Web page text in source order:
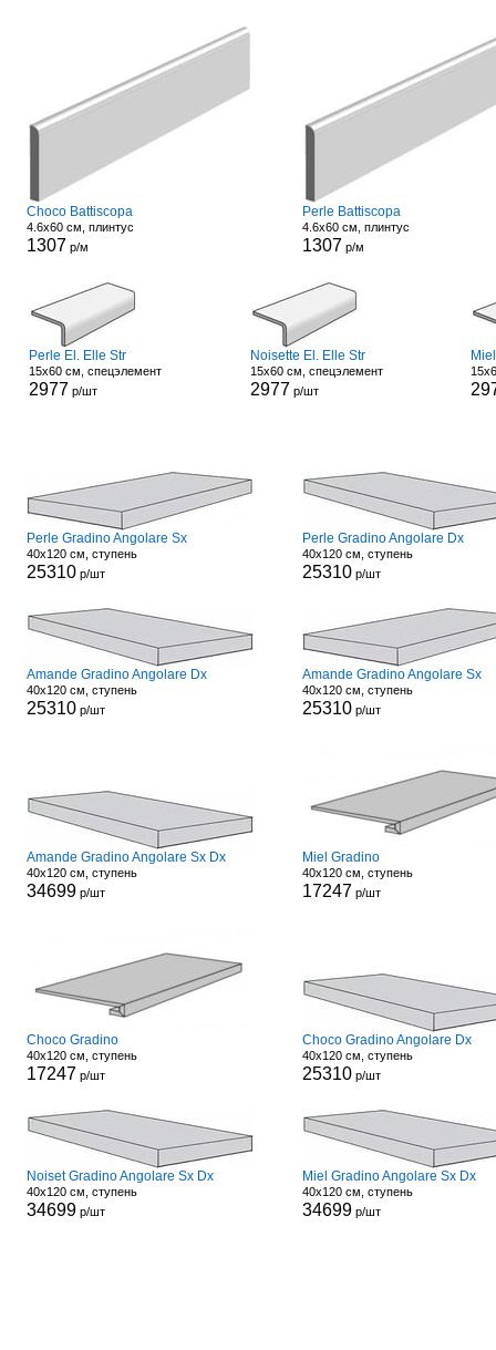
Choco Battiscopa
4.6x60 см, плинтус
1307 р/м
Perle Battiscopa
4.6x60 см, плинтус
1307 р/м
Perle El. Elle Str
15x60 см, спецэлемент
2977 р/шт
Noisette El. Elle Str
15x60 см, спецэлемент
2977 р/шт
Perle Gradino Angolare Sx
40x120 см, ступень
25310р/шт
Perle Gradino Angolare Dx
40x120 см, ступень
25310р/шт
Amande Gradino Angolare Dx
40x120 см, ступень
25310р/шт
Amande Gradino Angolare Sx
40x120 см, ступень
25310р/шт
Amande Gradino Angolare Sx Dx
40x120 см, ступень
34699р/шт
Miel Gradino
40x120 см, ступень
17247 р/шт
Choco Gradino
40x120 см, ступень
17247 р/шт
Choco Gradino Angolare Dx
40x120 см, ступень
25310р/шт
Noiset Gradino Angolare Sx Dx
40x120 см, ступень
34699р/шт
Miel Gradino Angolare Sx Dx
40x120 см, ступень
34699р/шт